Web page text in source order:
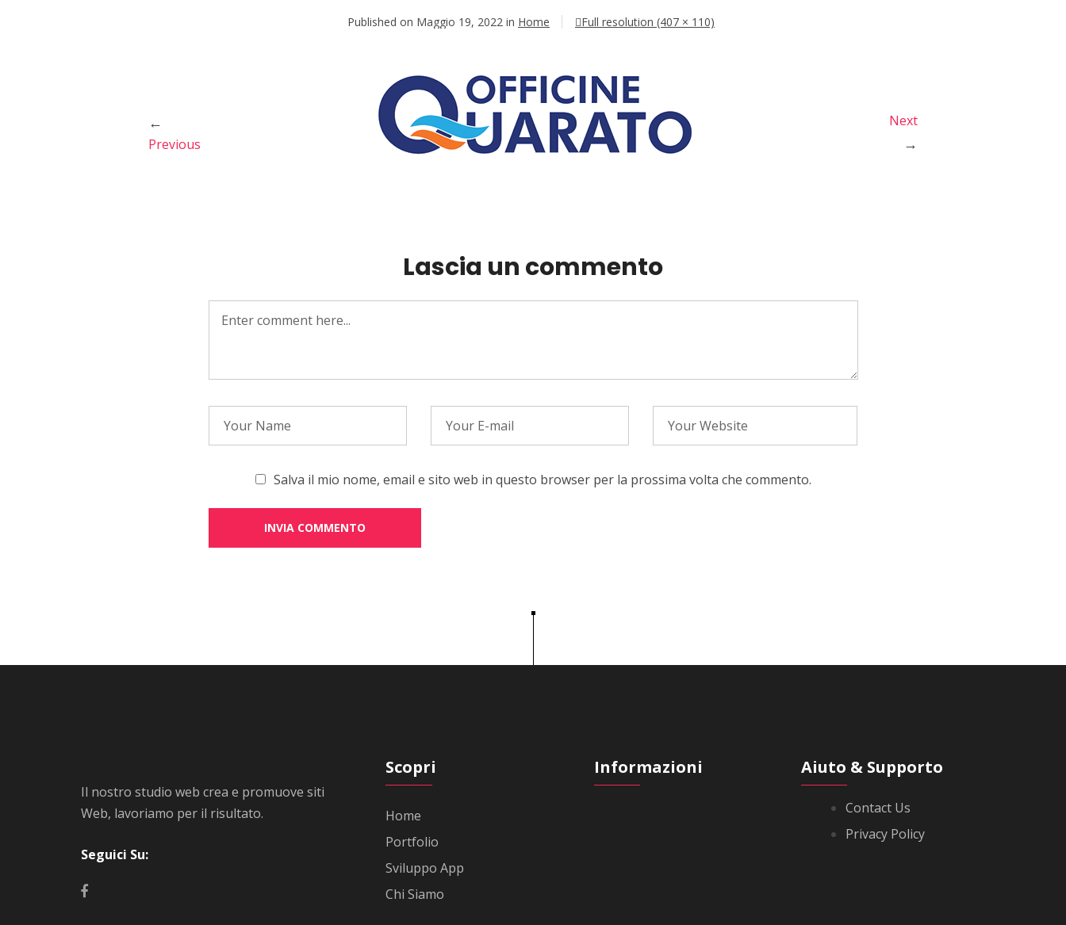
Published on Maggio 19, 2022 in Home Full resolution (407 × 110)
←
Previous
Next
→
Lascia un commento
Salva il mio nome, email e sito web in questo browser per la prossima volta che commento.
Il nostro studio web crea e promuove siti
Web, lavoriamo per il risultato.
Seguici Su:
Scopri
Home
Portfolio
Sviluppo App
Chi Siamo
Informazioni Aiuto & Supporto
Contact Us
Privacy Policy